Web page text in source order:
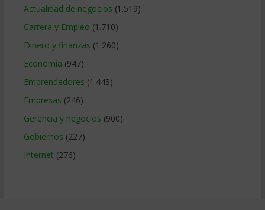
Actualidad de negocios (1.519)
Carrera y Empleo (1.710)
Dinero y finanzas (1.260)
Economía (947)
Emprendedores (1.443)
Empresas (246)
Gerencia y negocios (900)
Gobiernos (227)
Internet (276)